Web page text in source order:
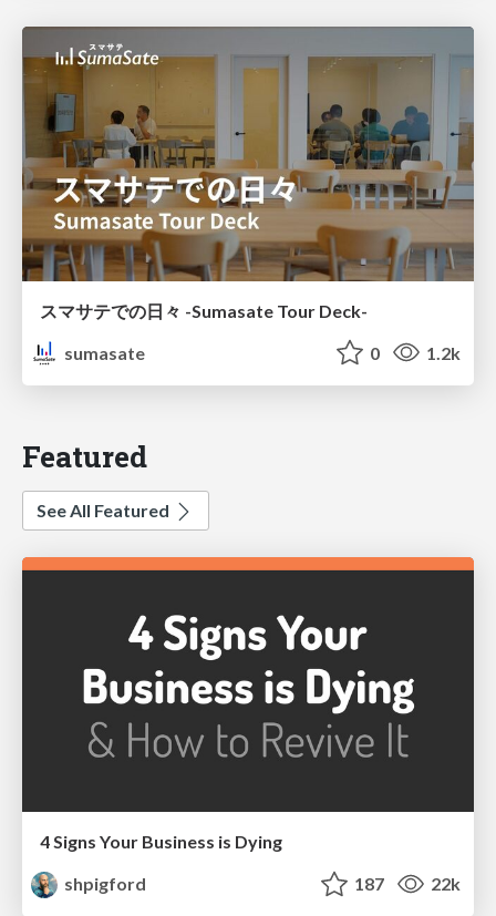
スマサテでの日々 -Sumasate Tour Deck-
sumasate
0 1.2k
Featured
See All Featured
4 Signs Your Business is Dying
shpigford
187 22k